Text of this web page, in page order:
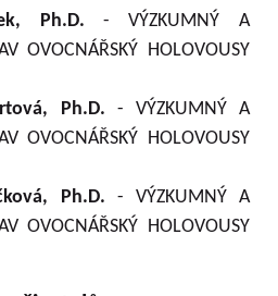
Ph.D. - VÝZKUMNÝ A
OVOCNÁŘSKÝ HOLOVOUSY
Ph.D. - VÝZKUMNÝ A
OVOCNÁŘSKÝ HOLOVOUSY
Ph.D. - VÝZKUMNÝ A
OVOCNÁŘSKÝ HOLOVOUSY